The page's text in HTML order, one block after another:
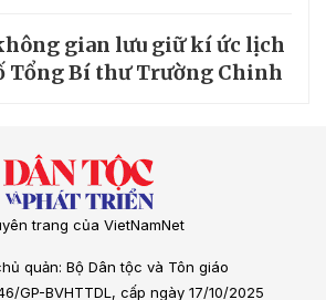
gian lưu giữ kí ức lịch
Tổng Bí thư Trường Chinh
trang của VietNamNet
quản: Bộ Dân tộc và Tôn giáo
GP-BVHTTDL, cấp ngày 17/10/2025